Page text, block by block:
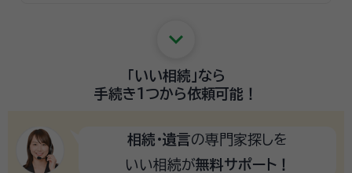
keyboard_arrow_down
「いい相続」なら
手続き1つから依頼可能！
相続・遺言の専門家探しを
いい相続が無料サポート！